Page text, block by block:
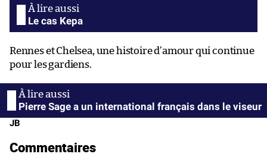
Le cas Kepa
Rennes et Chelsea, une histoire d’amour qui continue
pour les gardiens.
Pierre Sage a un international français dans le viseur
JB
Commentaires